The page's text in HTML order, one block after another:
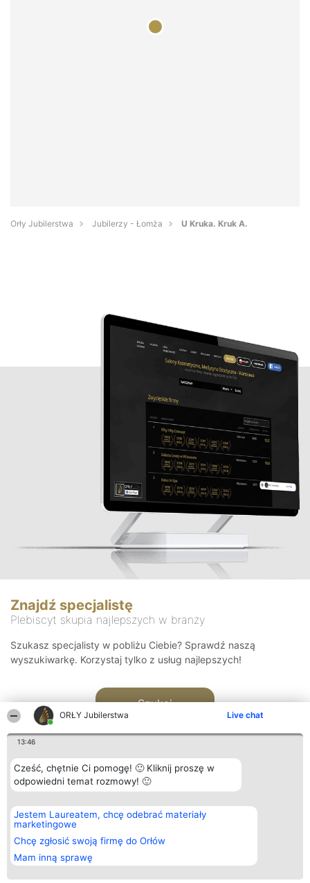
ORŁY Jubilerstwa Live chat
13:46
Cześć, chętnie Ci pomogę! 🙂 Kliknij proszę w
odpowiedni temat rozmowy! 🙂
Jestem Laureatem, chcę odebrać materiały
marketingowe
Chcę zgłosić swoją firmę do Orłów
Mam inną sprawę
Orły Jubilerstwa Jubilerzy - Łomża U Kruka. Kruk A.
Znajdź specjalistę
Plebiscyt skupia najlepszych w branży
Szukasz specjalisty w pobliżu Ciebie? Sprawdź naszą
wyszukiwarkę. Korzystaj tylko z usług najlepszych!
Szukaj
Organizator plebiscytu
Bright Side Solutions sp. z o.
o. sp. k.
ul. Ruska 22
Wrocław 50-079
KRS 0000749100 | Regon
381313360 | NIP 8943132676
Plebiscyt
Laureaci
wszystkich
Laureatów
Regulamin
Kontakt
Kontakt